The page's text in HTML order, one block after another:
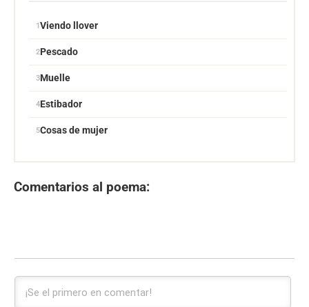
Viendo llover
Pescado
Muelle
Estibador
Cosas de mujer
Comentarios al poema: